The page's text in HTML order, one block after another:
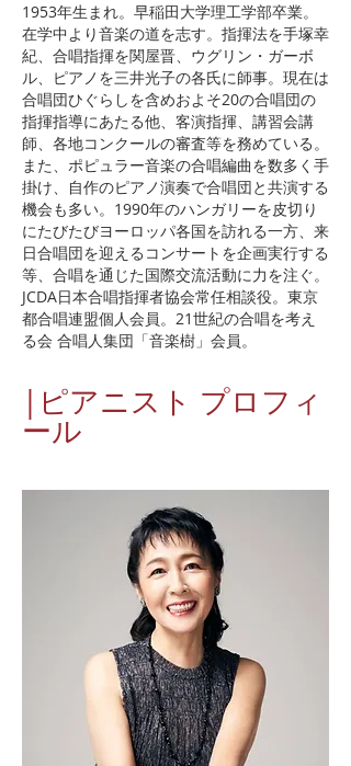
1953年生まれ。早稲田大学理工学部卒業。
在学中より音楽の道を志す。指揮法を手塚幸
紀、合唱指揮を関屋晋、ウグリン・ガーボ
ル、ピアノを三井光子の各氏に師事。現在は
合唱団ひぐらしを含めおよそ20の合唱団の
指揮指導にあたる他、客演指揮、講習会講
師、各地コンクールの審査等を務めている。
また、ポピュラー音楽の合唱編曲を数多く手
掛け、自作のピアノ演奏で合唱団と共演する
機会も多い。1990年のハンガリーを皮切り
にたびたびヨーロッパ各国を訪れる一方、来
日合唱団を迎えるコンサートを企画実行する
等、合唱を通じた国際交流活動に力を注ぐ。
JCDA日本合唱指揮者協会常任相談役。東京
都合唱連盟個人会員。21世紀の合唱を考え
る会 合唱人集団「音楽樹」会員。
|ピアニスト プロフィ
ール